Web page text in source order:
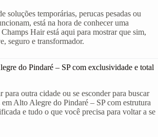
soluções temporárias, perucas pesadas ou
está na hora de conhecer uma
Hair está aqui para mostrar que sim,
seguro e transformador.
do Pindaré – SP com exclusividade e total
para outra cidade ou se esconder para buscar
Alto Alegre do Pindaré – SP com estrutura
e tudo o que você precisa para voltar a se